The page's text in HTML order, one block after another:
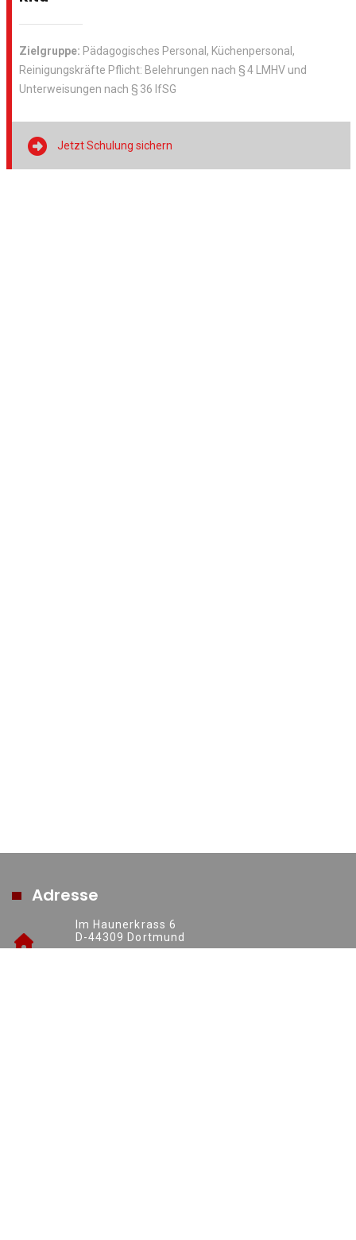
Zielgruppe: Pädagogisches Personal, Küchenpersonal,
Reinigungskräfte Pflicht: Belehrungen nach § 4 LMHV und
Unterweisungen nach § 36 IfSG
 Jetzt Schulung sichern
Adresse
Im Haunerkrass 6
D-44309 Dortmund